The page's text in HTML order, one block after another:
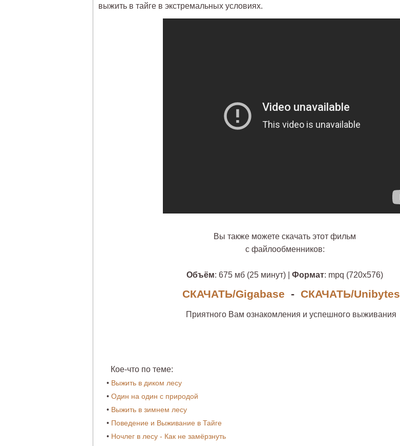
выжить в тайге в экстремальных условиях.
Вы также можете скачать этот фильм
с файлообменников:
Объём: 675 мб (25 минут) | Формат: mpq (720х576)
СКАЧАТЬ/Gigabase - СКАЧАТЬ/Unibytes
Приятного Вам ознакомления и успешного выживания
Кое-что по теме:
• Выжить в диком лесу
• Один на один с природой
• Выжить в зимнем лесу
• Поведение и Выживание в Тайге
• Ночлег в лесу - Как не замёрзнуть